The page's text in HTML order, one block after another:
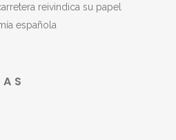
reivindica su papel
española